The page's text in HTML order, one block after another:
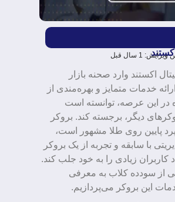
1 سال قبل
کپیتال اکستند وارد صحنه بازار
خدمات متمایز و بهره‌مندی از
این عرصه، توانسته است
دیگر، برجسته کند. بروکر
پایین روی طلا مشهور است،
با سابقه و تجربه از یک بروکر
زیادی را به خود جلب کند.
از سودده کلاب به معرفی
این بروکر می‌پردازیم.